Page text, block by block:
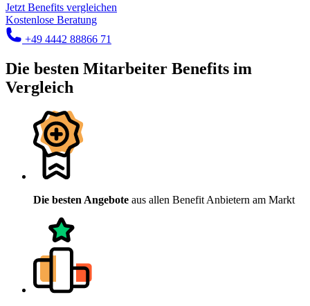
Jetzt Benefits vergleichen
Kostenlose Beratung
+49 4442 88866 71
Die besten Mitarbeiter Benefits im
Vergleich
Die besten Angebote aus allen Benefit Anbietern am Markt